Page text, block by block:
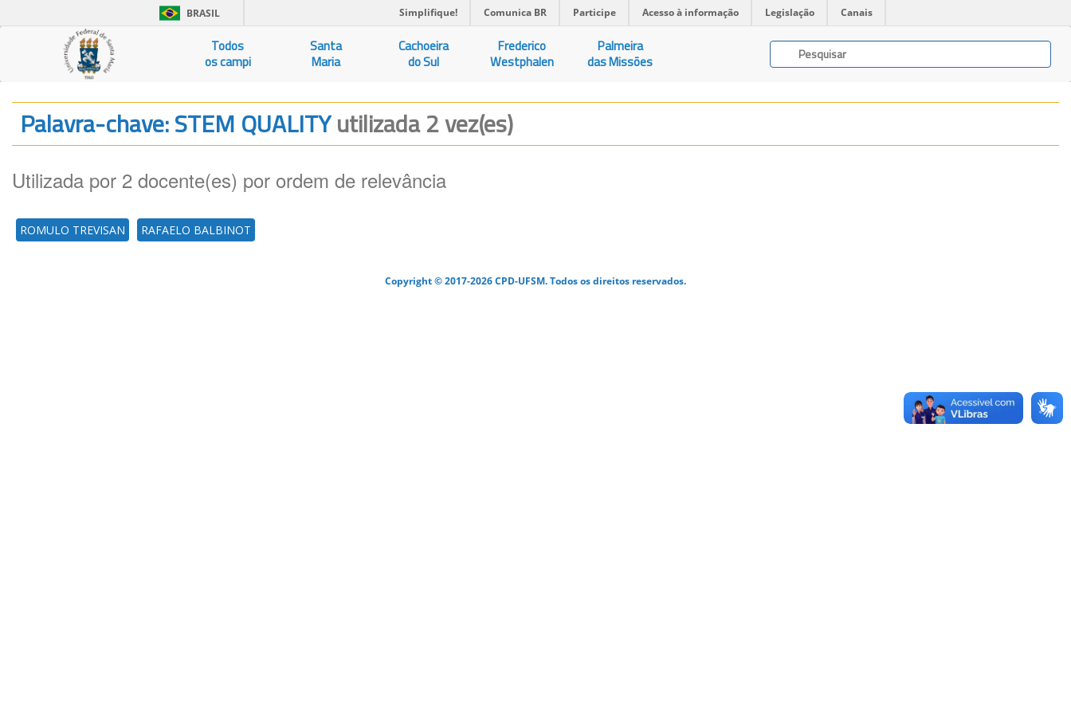
BRASIL Simplifique! Comunica BR Participe Acesso à informação Legislação Canais
Todos
os campi
Santa
Maria
Cachoeira
do Sul
Frederico
Westphalen
Palmeira
das Missões
Palavra-chave: STEM QUALITYutilizada 2 vez(es)
Utilizada por 2 docente(es) por ordem de relevância
ROMULO TREVISAN RAFAELO BALBINOT
Copyright © 2017-2026 CPD-UFSM. Todos os direitos reservados.